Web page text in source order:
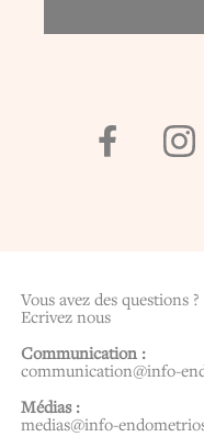
Vous avez des questions ?
Ecrivez nous
Communication :
communication@info-
Médias :
medias@info-